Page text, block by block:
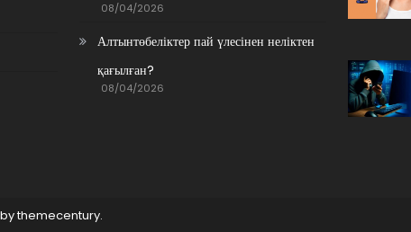
08/04/2026
Алтынтөбеліктер пай үлесінен неліктен
қағылған?
08/04/2026
bythemecentury.